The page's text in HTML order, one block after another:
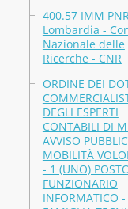
400.57 IMM
Lombardia -
Nazionale delle
Ricerche - CNR
ORDINE DEI
DEGLI ESPERTI
CONTABILI DI
AVVISO
MOBILITÀ
- 1 (UNO)
FUNZIONARIO
INFORMATICO -